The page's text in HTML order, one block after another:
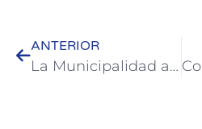
ANTERIOR
La Municipalidad acompañará con $3 millones la construcción de una cocina comunitaria en la Parroquia del Carmen